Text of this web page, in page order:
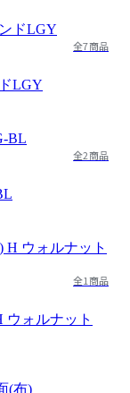
全7商品
LGY
全2商品
全1商品
ォルナット